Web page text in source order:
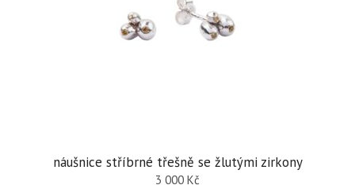
náušnice stříbrné třešně se žlutými zirkony
3 000 Kč